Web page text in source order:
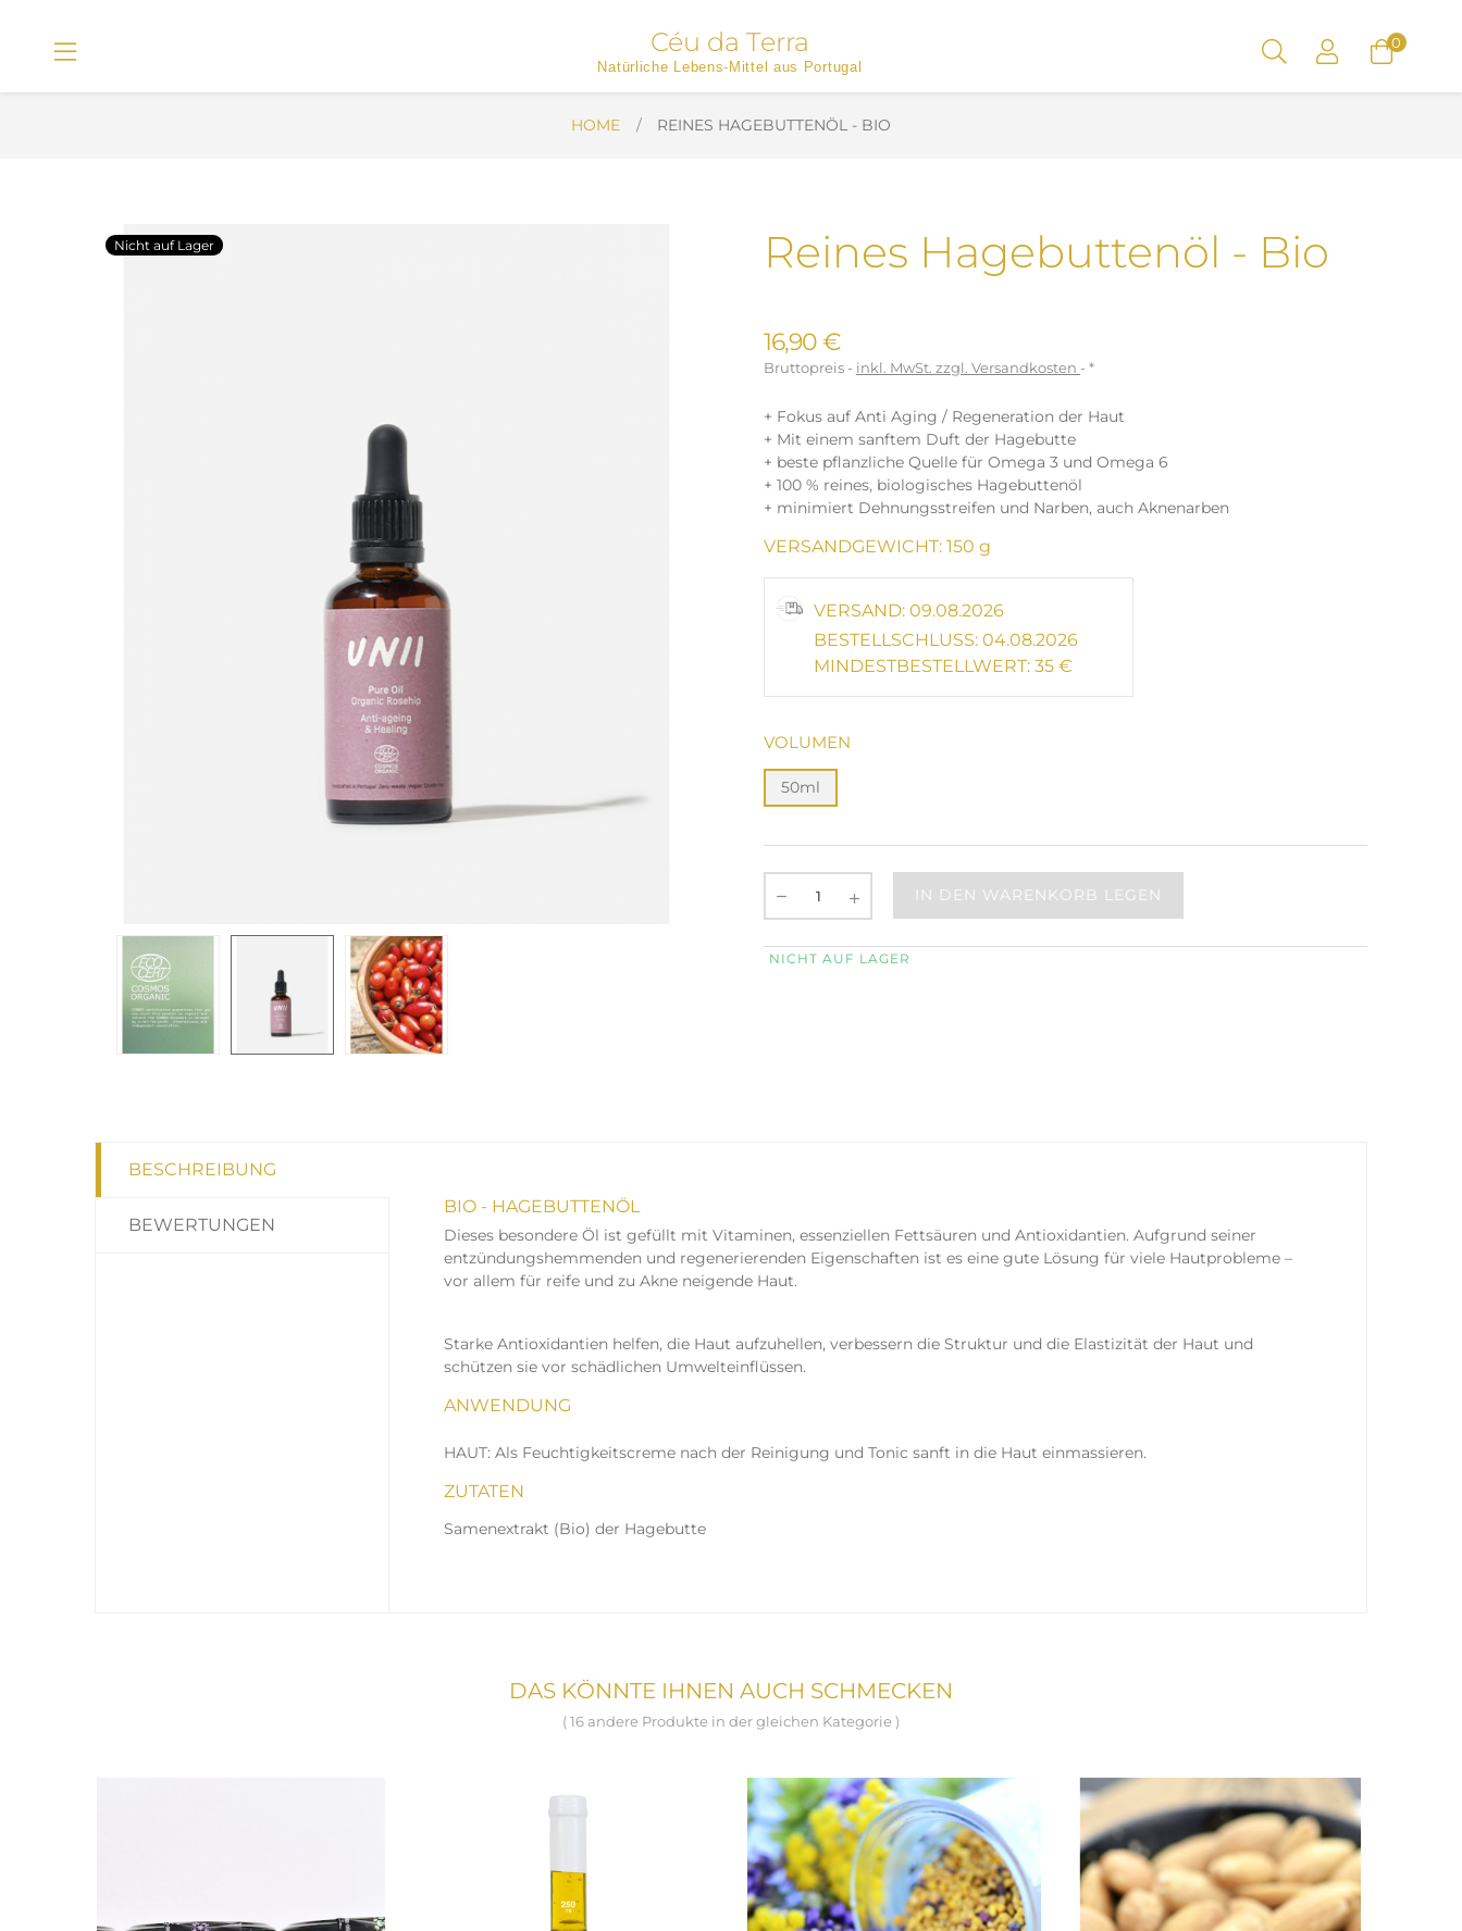
Céu da Terra
Natürliche Lebens-Mittel aus Portugal
0
HOME REINES HAGEBUTTENÖL - BIO
Nicht auf Lager Reines Hagebuttenöl - Bio
16,90 €
Bruttopreis inkl. MwSt. zzgl. Versandkosten *
+ Fokus auf Anti Aging / Regeneration der Haut
+ Mit einem sanftem Duft der Hagebutte
+ beste pflanzliche Quelle für Omega 3 und Omega 6
+ 100 % reines, biologisches Hagebuttenöl
+ minimiert Dehnungsstreifen und Narben, auch Aknenarben
VERSANDGEWICHT: 150 g
VERSAND: 09.08.2026
BESTELLSCHLUSS: 04.08.2026
MINDESTBESTELLWERT: 35 €
VOLUMEN
50ml
IN DEN WARENKORB LEGEN
NICHT AUF LAGER
BESCHREIBUNG
BEWERTUNGEN
BIO - HAGEBUTTENÖL
Dieses besondere Öl ist gefüllt mit Vitaminen, essenziellen Fettsäuren und Antioxidantien. Aufgrund seiner
entzündungshemmenden und regenerierenden Eigenschaften ist es eine gute Lösung für viele Hautprobleme –
vor allem für reife und zu Akne neigende Haut.
Starke Antioxidantien helfen, die Haut aufzuhellen, verbessern die Struktur und die Elastizität der Haut und
schützen sie vor schädlichen Umwelteinflüssen.
ANWENDUNG
HAUT: Als Feuchtigkeitscreme nach der Reinigung und Tonic sanft in die Haut einmassieren.
ZUTATEN
Samenextrakt (Bio) der Hagebutte
DAS KÖNNTE IHNEN AUCH SCHMECKEN
( 16 andere Produkte in der gleichen Kategorie )